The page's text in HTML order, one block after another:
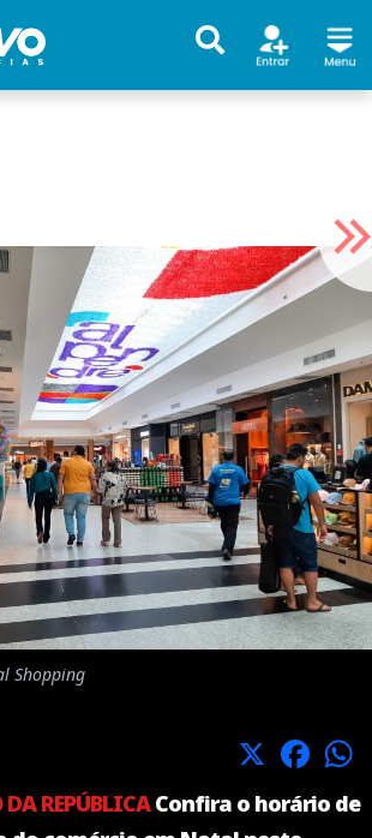
Shopping
X Facebook
REPÚBLICAConfira o horário de